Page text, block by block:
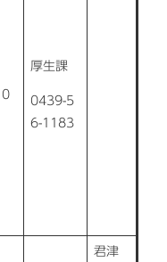
0
厚生課
0439-5
6-1183
君津